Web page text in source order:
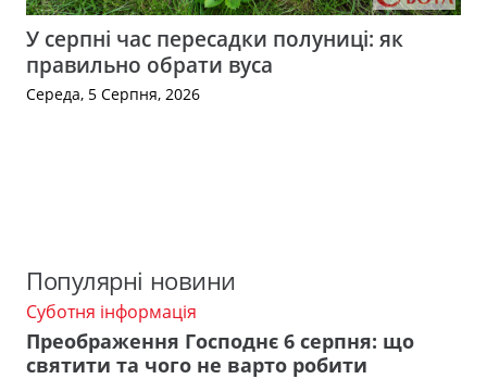
У серпні час пересадки полуниці: як
правильно обрати вуса
Середа, 5 Серпня, 2026
Популярні новини
Суботня інформація
Преображення Господнє 6 серпня: що
святити та чого не варто робити